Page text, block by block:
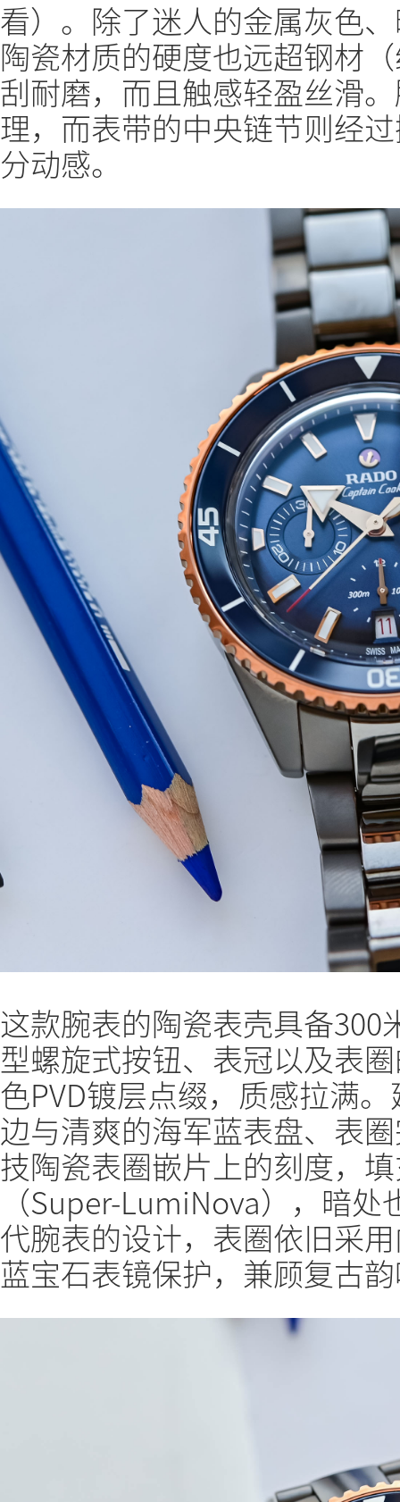
看）。除了迷人的金属灰色
陶瓷材质的硬度也远超钢材
刮耐磨，而且触感轻盈丝滑
理，而表带的中央链节则经
分动感。
这款腕表的陶瓷表壳具备
型螺旋式按钮、表冠以及表
色PVD镀层点缀，质感拉满
边与清爽的海军蓝表盘、表
技陶瓷表圈嵌片上的刻度，
（Super-LumiNova），暗
代腕表的设计，表圈依旧采
蓝宝石表镜保护，兼顾复古